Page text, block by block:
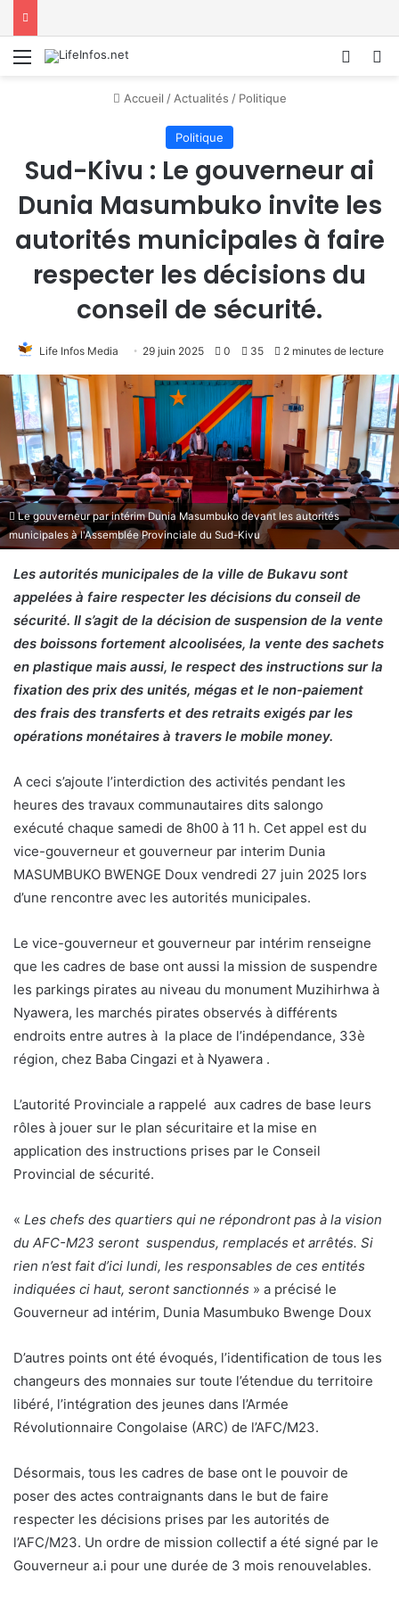
Menu
Accueil / Actualités / Politique
Politique
Sud-Kivu : Le gouverneur ai
Dunia Masumbuko invite les
autorités municipales à faire
respecter les décisions du
conseil de sécurité.
Life Infos Media 29 juin 2025 0 35 2 minutes de lecture
Le gouverneur par intérim Dunia Masumbuko devant les autorités
municipales à l'Assemblée Provinciale du Sud-Kivu
Les autorités municipales de la ville de Bukavu sont
appelées à faire respecter les décisions du conseil de
sécurité. Il s’agit de la décision de suspension de la vente
des boissons fortement alcoolisées, la vente des sachets
en plastique mais aussi, le respect des instructions sur la
fixation des prix des unités, mégas et le non-paiement
des frais des transferts et des retraits exigés par les
opérations monétaires à travers le mobile money.
A ceci s’ajoute l’interdiction des activités pendant les
heures des travaux communautaires dits salongo
exécuté chaque samedi de 8h00 à 11 h. Cet appel est du
vice-gouverneur et gouverneur par interim Dunia
MASUMBUKO BWENGE Doux vendredi 27 juin 2025 lors
d’une rencontre avec les autorités municipales.
Le vice-gouverneur et gouverneur par intérim renseigne
que les cadres de base ont aussi la mission de suspendre
les parkings pirates au niveau du monument Muzihirhwa à
Nyawera, les marchés pirates observés à différents
endroits entre autres à la place de l’indépendance, 33è
région, chez Baba Cingazi et à Nyawera .
L’autorité Provinciale a rappelé aux cadres de base leurs
rôles à jouer sur le plan sécuritaire et la mise en
application des instructions prises par le Conseil
Provincial de sécurité.
« Les chefs des quartiers qui ne répondront pas à la vision
du AFC-M23 seront suspendus, remplacés et arrêtés. Si
rien n’est fait d’ici lundi, les responsables de ces entités
indiquées ci haut, seront sanctionnés » a précisé le
Gouverneur ad intérim, Dunia Masumbuko Bwenge Doux
D’autres points ont été évoqués, l’identification de tous les
changeurs des monnaies sur toute l’étendue du territoire
libéré, l’intégration des jeunes dans l’Armée
Révolutionnaire Congolaise (ARC) de l’AFC/M23.
Désormais, tous les cadres de base ont le pouvoir de
poser des actes contraignants dans le but de faire
respecter les décisions prises par les autorités de
l’AFC/M23. Un ordre de mission collectif a été signé par le
Gouverneur a.i pour une durée de 3 mois renouvelables.